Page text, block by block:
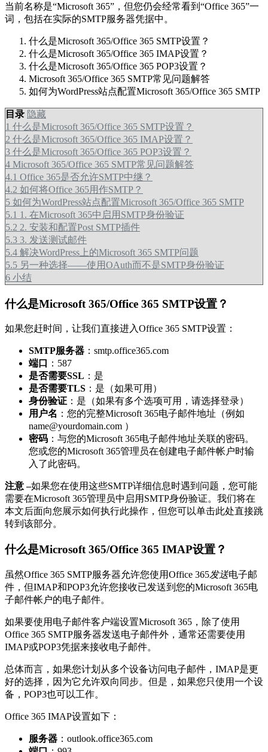
当前名称是“Microsoft 365”，但您仍会经常看到“Office 365”一
词，包括在实际的SMTP服务器凭据中。
什么是Microsoft 365/Office 365 SMTP设置？
什么是Microsoft 365/Office 365 IMAP设置？
什么是Microsoft 365/Office 365 POP3设置？
Microsoft 365/Office 365 SMTP常见问题解答
如何为WordPress站点配置Microsoft 365/Office 365 SMTP
目录 隐藏
1 什么是Microsoft 365/Office 365 SMTP设置？
2 什么是Microsoft 365/Office 365 IMAP设置？
3 什么是Microsoft 365/Office 365 POP3设置？
4 Microsoft 365/Office 365 SMTP常见问题解答
4.1 Office 365是否允许SMTP中继？
4.2 如何将Office 365用作SMTP？
5 如何为WordPress站点配置Microsoft 365/Office 365 SMTP
5.1 1. 在Microsoft 365中启用SMTP身份验证
5.2 2. 安装和配置Post SMTP插件
5.3 3. 发送测试邮件
5.4 解决WordPress上的Microsoft 365 SMTP问题
5.5 另一种选择——使用OAuth而不是SMTP身份验证
6 小结
什么是Microsoft 365/Office 365 SMTP设置？
如果您赶时间，让我们直接进入Office 365 SMTP设置：
SMTP服务器 ：smtp.office365.com
端口
：587
是否需要SSL ：是
是否需要TLS ：是（如果可用）
身份验证 ：是（如果有多个选项可用，请选择登录）
用户名 ：您的完整Microsoft 365电子邮件地址（例如
name@yourdomain.com ）
密码 ：与您的Microsoft 365电子邮件地址关联的密码。
您或您的Microsoft 365管理员在创建电子邮件帐户时输
入了此密码。
注意 –如果您在使用这些SMTP详细信息时遇到问题，您可能
需要在Microsoft 365管理员中启用SMTP身份验证。我们将在
本文后面向您展示如何执行此操作，但您可以单击此处直接跳
转到该部分。
什么是Microsoft 365/Office 365 IMAP设置？
虽然Office 365 SMTP服务器允许您使用Office 365发送电子邮
件，但IMAP和POP3允许您接收已发送到您的Microsoft 365电
子邮件帐户的电子邮件。
如果要使用电子邮件客户端设置Microsoft 365，除了使用
Office 365 SMTP服务器发送电子邮件外，通常还需要使用
IMAP或POP3凭据来接收电子邮件。
总体而言，如果您计划从多个设备访问电子邮件，IMAP是更
好的选择，因为它允许双向同步。但是，如果您只使用一个设
备，POP3也可以工作。
Office 365 IMAP设置如下：
服务器 ：outlook.office365.com